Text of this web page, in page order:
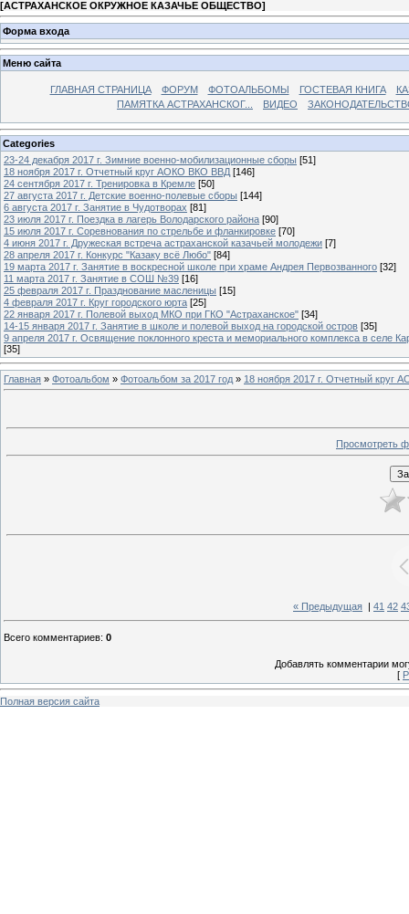
[АСТРАХАНСКОЕ ОКРУЖНОЕ КАЗАЧЬЕ ОБЩЕСТВО]
Форма входа
Меню сайта
ГЛАВНАЯ СТРАНИЦА ФОРУМ ФОТОАЛЬБОМЫ ГОСТЕВАЯ КНИГА
ПАМЯТКА АСТРАХАНСКОГ...
ВИДЕО
Categories
23-24 декабря 2017 г. Зимние военно-мобилизационные сборы [51]
18 ноября 2017 г. Отчетный круг АОКО ВКО ВВД [146]
24 сентября 2017 г. Тренировка в Кремле [50]
27 августа 2017 г. Детские военно-полевые сборы [144]
6 августа 2017 г. Занятие в Чудотворах [81]
23 июля 2017 г. Поездка в лагерь Володарского района [90]
15 июля 2017 г. Соревнования по стрельбе и фланкировке [70]
4 июня 2017 г. Дружеская встреча астраханской казачьей молодежи [7]
28 апреля 2017 г. Конкурс "Казаку всё Любо" [84]
19 марта 2017 г. Занятие в воскресной школе при храме Андрея Первозванного [32]
11 марта 2017 г. Занятие в СОШ №39 [16]
25 февраля 2017 г. Празднование масленицы [15]
4 февраля 2017 г. Круг городского юрта [25]
22 января 2017 г. Полевой выход МКО при ГКО "Астраханское" [34]
14-15 января 2017 г. Занятие в школе и полевой выход на городской остров [35]
9 апреля 2017 г. Освящение поклонного креста и мемориального комплекса в селе
[35]
Главная » Фотоальбом » Фотоальбом за 2017 год » 18 ноября 2017 г. Отчетный круг
Просмотреть
« Предыдущая 41 42
Всего комментариев: 0
Добавлять комментарии
[
Полная версия сайта